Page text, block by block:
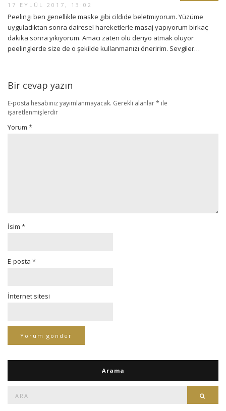
17 EYLÜL 2017, 13:02
Peelingi ben genellikle maske gibi cildide beletmiyorum. Yüzüme
uyguladıktan sonra dairesel hareketlerle masaj yapıyorum birkaç
dakika sonra yıkıyorum. Amacı zaten ölü deriyo atmak oluyor
peelinglerde size de o şekilde kullanmanızı öneririm. Sevgiler…
Bir cevap yazın
E-posta hesabınız yayımlanmayacak. Gerekli alanlar* ile
işaretlenmişlerdir
Yorum *
İsim *
E-posta *
İnternet sitesi
Arama